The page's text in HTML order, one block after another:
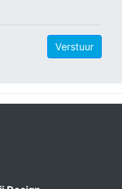
Verstuur